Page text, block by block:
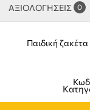
ΑΞΙΟΛΟΓΉΣΕΙΣ 0
Παιδική